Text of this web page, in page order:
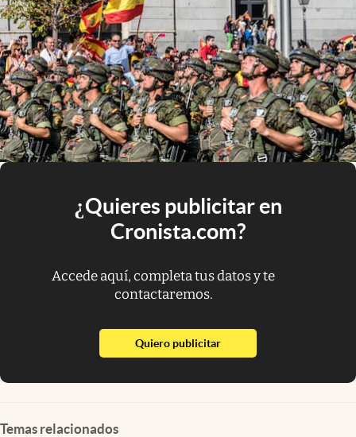
¿Quieres publicitar en
Cronista.com?
Accede aquí, completa tus datos y te
contactaremos.
Quiero publicitarabre en nueva pestaña
Temas relacionados